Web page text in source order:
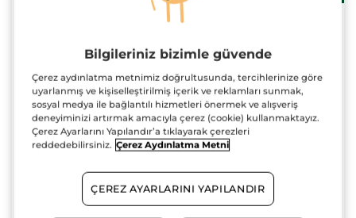
Cuir de Nuit EDP-
Pleines Natures
Sprey Şişe 100 ml
(635)
3255.00 TL
Sur La Lande EDP-
Pleines Natures-Vegan
Sprey Şişe 100 ml
3255.00 TL
Bilgileriniz bizimle güvende
Çerez aydınlatma metnimiz doğrultusunda, tercihlerinize göre
uyarlanmış ve kişiselleştirilmiş içerik ve reklamları sunmak,
sosyal medya ile bağlantılı hizmetleri önermek ve alışveriş
deneyiminizi artırmak amacıyla çerez (cookie) kullanmaktayız.
Çerez Ayarlarını Yapılandır’a tıklayarak çerezleri
reddedebilirsiniz. Çerez Aydınlatma Metni
ÇEREZ AYARLARINI YAPILANDIR